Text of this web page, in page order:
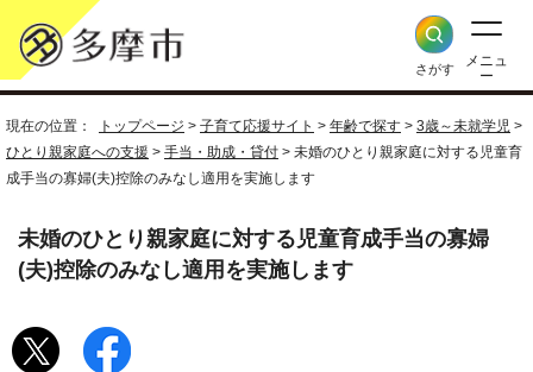
さがす
メニュ
ー
現在の位置： トップページ > 子育て応援サイト > 年齢で探す > 3歳～未就学児 >
ひとり親家庭への支援 > 手当・助成・貸付 > 未婚のひとり親家庭に対する児童育
成手当の寡婦(夫)控除のみなし適用を実施します
未婚のひとり親家庭に対する児童育成手当の寡婦
(夫)控除のみなし適用を実施します